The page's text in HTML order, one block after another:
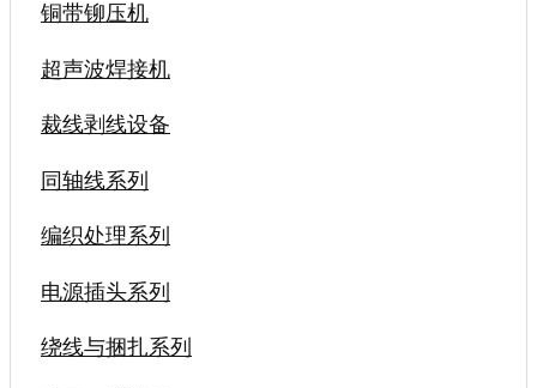
铜带铆压机
超声波焊接机
裁线剥线设备
同轴线系列
编织处理系列
电源插头系列
绕线与捆扎系列